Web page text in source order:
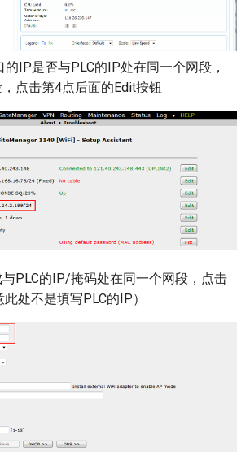
的IP是否与PLC的IP处在同一个网段，
点击第4点后面的Edit按钮
PLC的IP/掩码处在同一个网段，点击
处不是填写PLC的IP）